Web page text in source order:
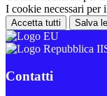
I cookie necessari per
Accetta tutti Salva
Contatti